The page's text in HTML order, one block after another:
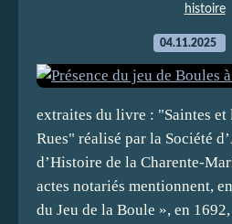
histoire
04.11.2025
extraites du livre : "Saintes et
Rues" réalisé par la Société
d’Histoire de la Charente-
actes notariés mentionnent,
du Jeu de la Boule », en